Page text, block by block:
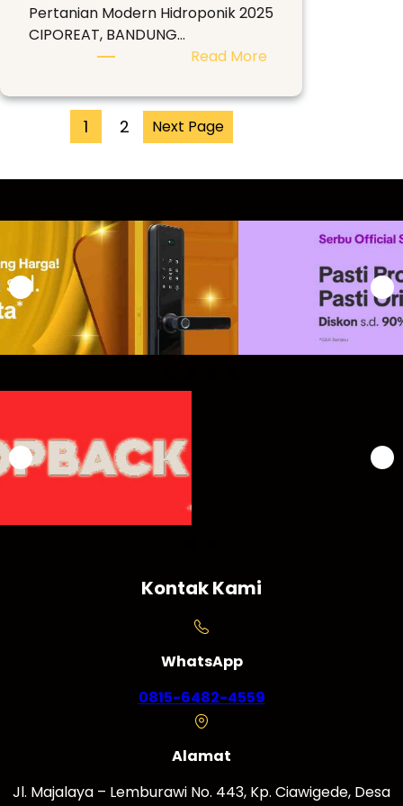
Pertanian Modern Hidroponik 2025
CIPOREAT, BANDUNG…
Read More:
Ekonomi
1 2 Next Page
Kontak Kami
WhatsApp
0815-6482-4559
Alamat
Jl. Majalaya – Lemburawi No. 443, Kp. Ciawigede, Desa